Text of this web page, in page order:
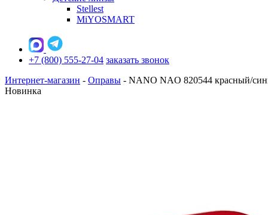
Stellest
MiYOSMART
+7 (800) 555-27-04 заказать звонок
Интернет-магазин - Оправы - NANO NAO 820544 красный/
Новинка